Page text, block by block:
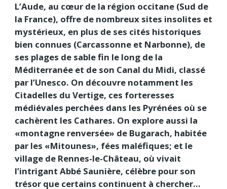
L’Aude, au cœur de la région occitane (Sud de
la France), offre de nombreux sites insolites et
mystérieux, en plus de ses cités historiques
bien connues (Carcassonne et Narbonne), de
ses plages de sable fin le long de la
Méditerranée et de son Canal du Midi, classé
par l’Unesco. On découvre notamment les
Citadelles du Vertige, ces forteresses
médiévales perchées dans les Pyrénées où se
cachèrent les Cathares. On explore aussi la
«montagne renversée» de Bugarach, habitée
par les «Mitounes», fées maléfiques; et le
village de Rennes-le-Château, où vivait
l’intrigant Abbé Saunière, célèbre pour son
trésor que certains continuent à chercher…